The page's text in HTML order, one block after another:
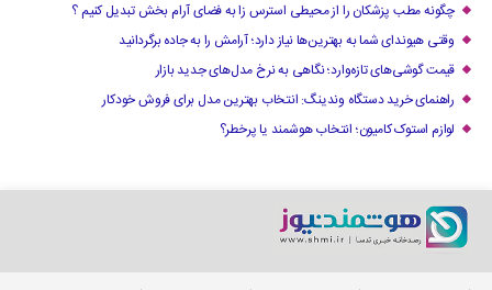
چگونه مطب پزشکان را از محیطی استرس زا به فضای آرام بخش تبدیل کنیم ؟
وقتی هیوندای شما به بهترین‌ها نیاز دارد؛ آرامش را به جاده برگردانید
قیمت گوشی‌های تازه‌وارد؛ نگاهی به نرخ مدل‌های جدید بازار
راهنمای خرید دستگاه وندینگ: انتخاب بهترین مدل برای فروش خودکار
لوازم استوک کامیون؛ انتخاب هوشمند یا پرخطر؟